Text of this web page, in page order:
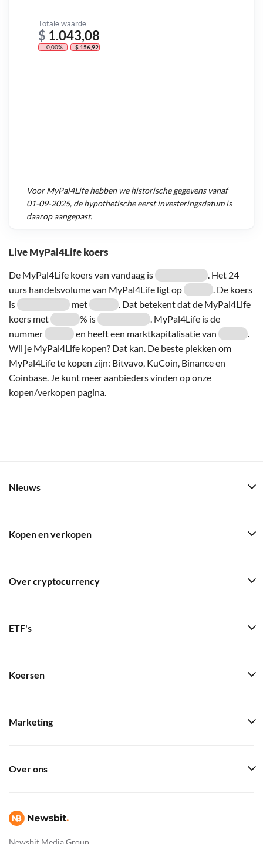
Live MyPal4Life koers
De MyPal4Life koers van vandaag is
. Het 24
uurs handelsvolume van MyPal4Life ligt op
. De koers
is
met
. Dat betekent dat de MyPal4Life
koers met
% is
. MyPal4Life is de
nummer
en heeft een marktkapitalisatie van
.
Wil je MyPal4Life kopen? Dat kan. De beste plekken om
MyPal4Life te kopen zijn: Bitvavo, KuCoin, Binance en
Coinbase. Je kunt meer aanbieders vinden op onze
kopen/verkopen pagina.
Totale waarde
$ 1.043,08
- 0,00% - $ 156,92
VoorMyPal4Lifehebben we historische gegevens vanaf
01-09-2025, de hypothetische eerst investeringsdatum is
daarop aangepast.
Newsbit Media Group
Nieuws
Kopen en verkopen
Over cryptocurrency
ETF's
Koersen
Marketing
Over ons